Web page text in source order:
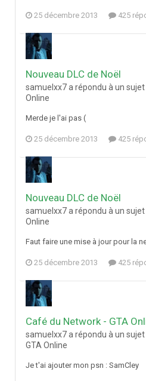
25 décembre 2013 425
Nouveau DLC de Noël
samuelxx7 a répondu à un
Online
Merde je l'ai pas (
25 décembre 2013 425
Nouveau DLC de Noël
samuelxx7 a répondu à un
Online
Faut faire une mise à jour pour la
25 décembre 2013 425
Café du Network - GTA
samuelxx7 a répondu à un
GTA Online
Je t'ai ajouter mon psn : SamCley